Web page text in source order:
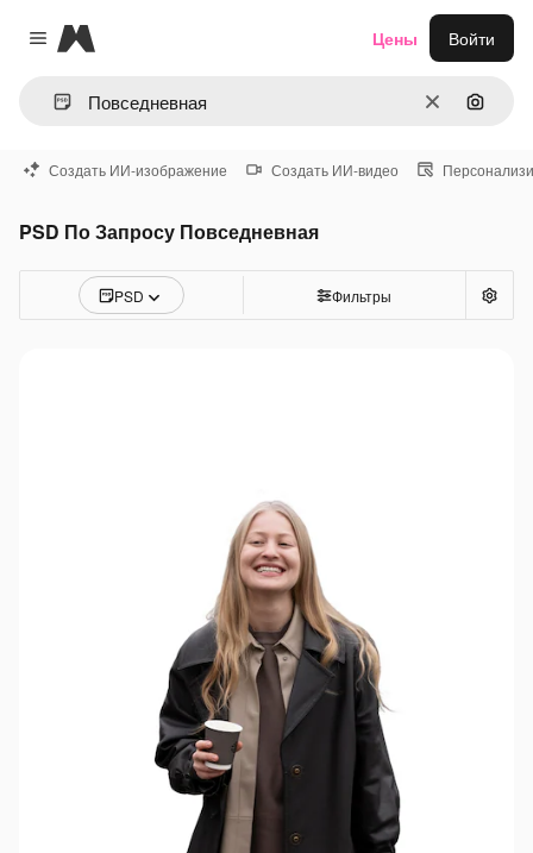
Close menu
Magnific
ОчиститьПоиск
Цены Войти
Создать ИИ-изображение Создать ИИ-видео
PSD По Запросу Повседневная
PSD Фильтры